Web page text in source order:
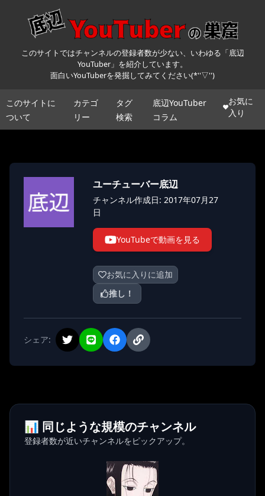
このサイトではチャンネルの登録者数が少ない、いわゆる「底辺
YouTuber」を紹介しています。
面白いYouTuberを発掘してみてください(*''▽'')
このサイトに
ついて
カテゴ
リー
タグ
検索
底辺YouTuber
コラム
お気に
入り
ユーチューバー底辺
チャンネル作成日: 2017年07月27
日
YouTubeで動画を見る
お気に入りに追加
推し！
シェア:
📊 同じような規模のチャンネル
登録者数が近いチャンネルをピックアップ。